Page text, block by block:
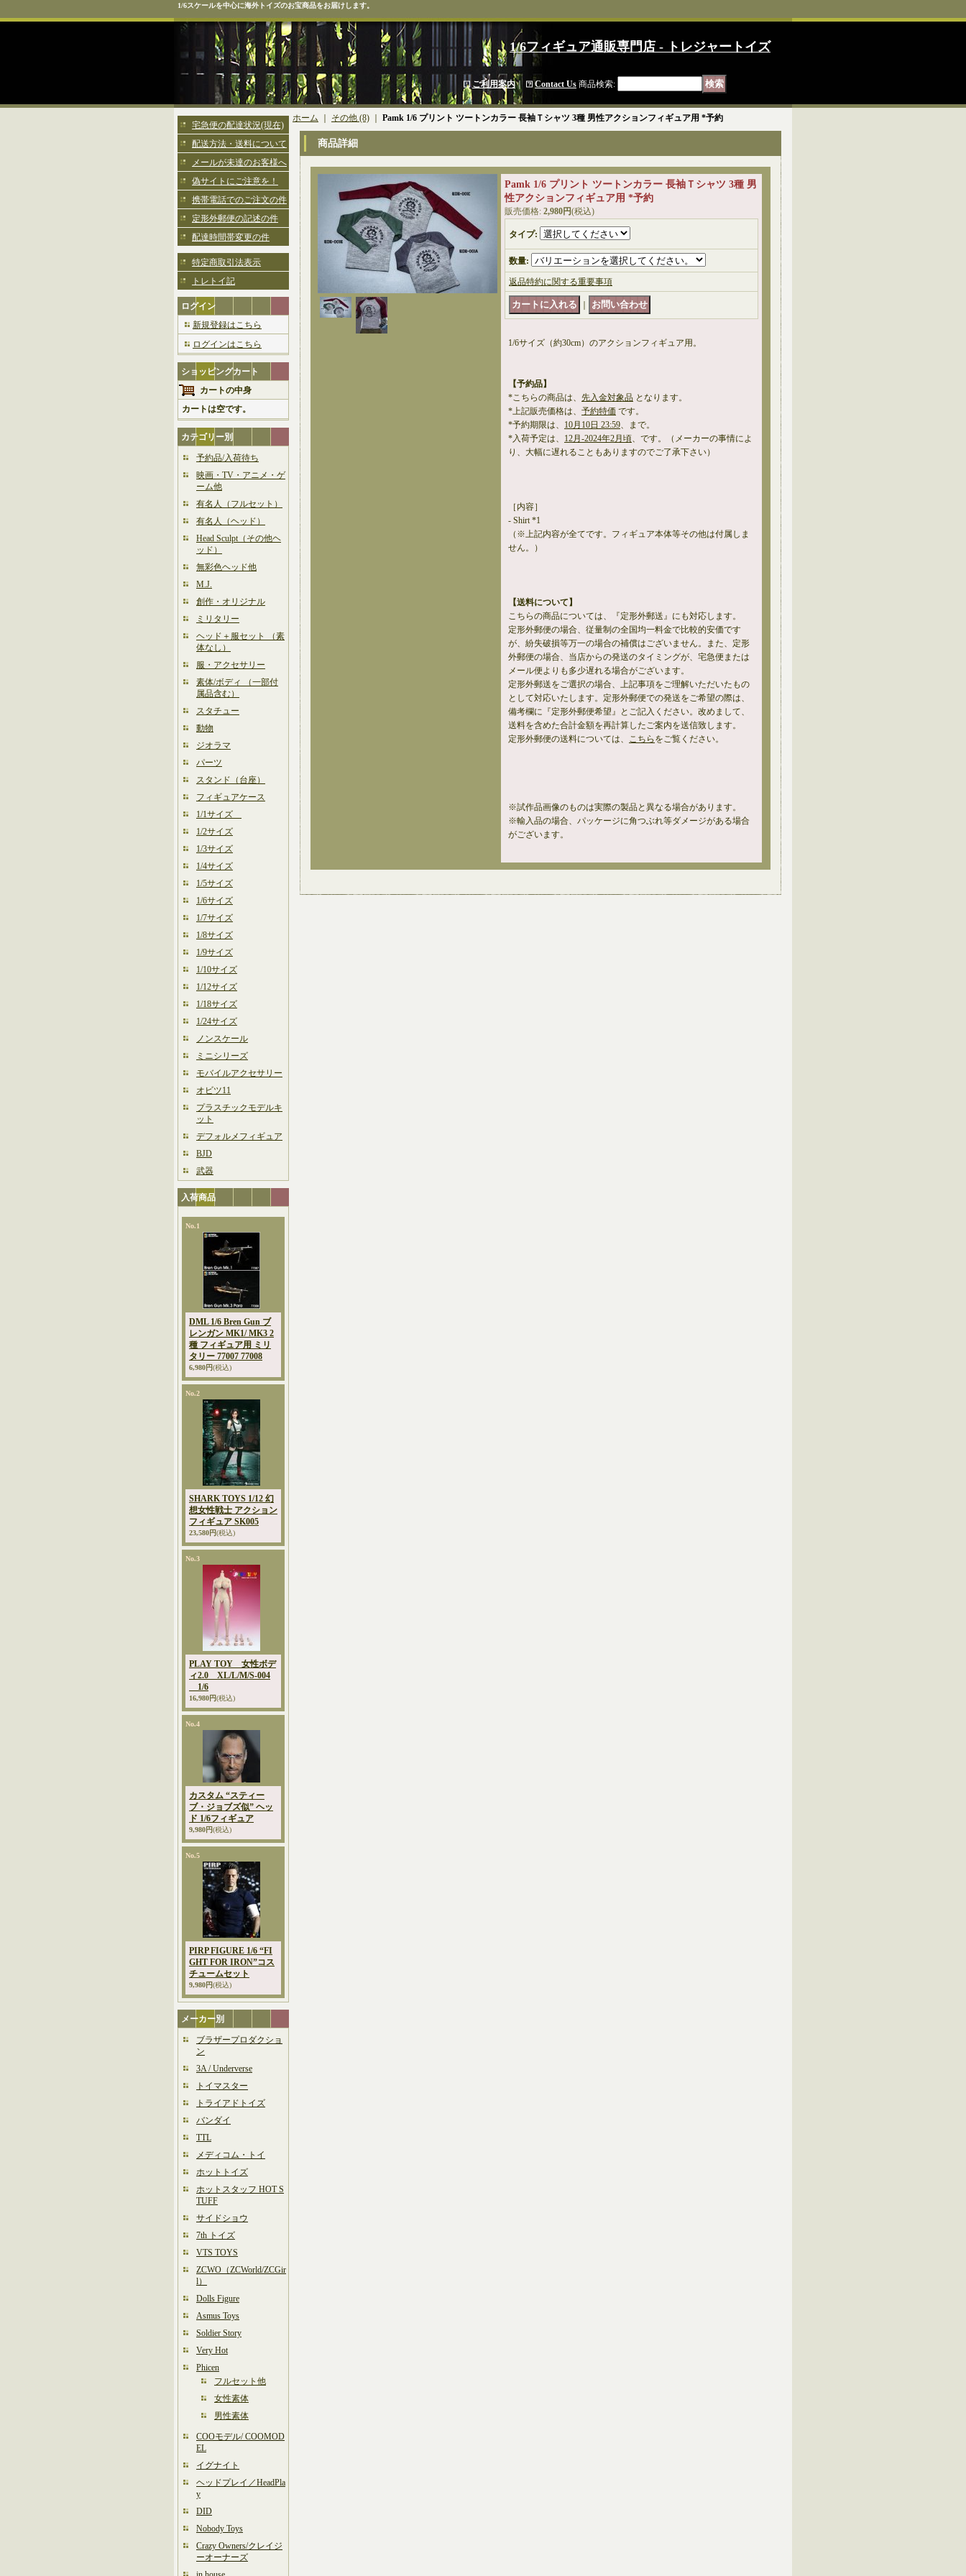
1/6スケールを中心に海外トイズのお宝商品をお届けします。
1/6フィギュア通販専門店 - トレジャートイズ
ご利用案内｜ Contact Us 商品検索:
宅急便の配達状況(現在)
配送方法・送料について
メールが未達のお客様へ
偽サイトにご注意を！
携帯電話でのご注文の件
定形外郵便の記述の件
配達時間帯変更の件
特定商取引法表示
トレトイ記
ログイン
新規登録はこちら
ログインはこちら
ショッピングカート
カートの中身
カートは空です。
カテゴリー別
予約品/入荷待ち
映画・TV・アニメ・ゲ
ーム他
有名人（フルセット）
有名人（ヘッド）
Head Sculpt（その他ヘ
ッド）
無彩色ヘッド他
M.J.
創作・オリジナル
ミリタリー
ヘッド＋服セット （素
体なし）
服・アクセサリー
素体/ボディ （一部付
属品含む）
スタチュー
動物
ジオラマ
パーツ
スタンド（台座）
フィギュアケース
1/1サイズ
1/2サイズ
1/3サイズ
1/4サイズ
1/5サイズ
1/6サイズ
1/7サイズ
1/8サイズ
1/9サイズ
1/10サイズ
1/12サイズ
1/18サイズ
1/24サイズ
ノンスケール
ミニシリーズ
モバイルアクセサリー
オビツ11
プラスチックモデルキ
ット
デフォルメフィギュア
BJD
武器
入荷商品
No.1
DML 1/6 Bren Gun ブ
レンガン MK1/ MK3 2
種 フィギュア用 ミリ
タリー 77007 77008
6,980円(税込)
No.2
SHARK TOYS 1/12 幻
想女性戦士 アクション
フィギュア SK005
23,580円(税込)
No.3
PLAY TOY 女性ボデ
ィ2.0 XL/L/M/S-004
1/6
16,980円(税込)
No.4
カスタム “スティー
ブ・ジョブズ似” ヘッ
ド 1/6フィギュア
9,980円(税込)
No.5
PIRP FIGURE 1/6 “FI
GHT FOR IRON”コス
チュームセット
9,980円(税込)
メーカー別
ブラザープロダクショ
ン
3A / Underverse
トイマスター
トライアドトイズ
バンダイ
TTL
メディコム・トイ
ホットトイズ
ホットスタッフ HOT S
TUFF
サイドショウ
7th トイズ
VTS TOYS
ZCWO（ZCWorld/ZCGir
l）
Dolls Figure
Asmus Toys
Soldier Story
Very Hot
Phicen
フルセット他
女性素体
男性素体
COOモデル/ COOMOD
EL
イグナイト
ヘッドプレイ／HeadPla
y
DID
Nobody Toys
Crazy Owners/クレイジ
ーオーナーズ
ホーム その他 (8) Pamk 1/6 プリント ツートンカラー 長袖Ｔシャツ 3種 男性アクションフィギュア用 *予約
商品詳細
Pamk 1/6 プリント ツートンカラー 長袖Ｔシャツ 3種 男
性アクションフィギュア用 *予約
販売価格: 2,980円(税込)
タイプ:
数量:
返品特約に関する重要事項
1/6サイズ（約30cm）のアクションフィギュア用。
【予約品】
*こちらの商品は、 先入金対象品 となります。
*上記販売価格は、 予約特価 です。
*予約期限は、 10月10日 23:59、まで。
*入荷予定は、 12月-2024年2月頃、です。（メーカーの事情によ
り、大幅に遅れることもありますのでご了承下さい）
［内容］
- Shirt *1
（※上記内容が全てです。フィギュア本体等その他は付属しま
せん。）
【送料について】
こちらの商品については、『定形外郵送』にも対応します。
定形外郵便の場合、従量制の全国均一料金で比較的安価です
が、紛失破損等万一の場合の補償はございません。また、定形
外郵便の場合、当店からの発送のタイミングが、宅急便または
メール便よりも多少遅れる場合がございます。
定形外郵送をご選択の場合、上記事項をご理解いただいたもの
として対応いたします。定形外郵便での発送をご希望の際は、
備考欄に『定形外郵便希望』とご記入ください。改めまして、
送料を含めた合計金額を再計算したご案内を送信致します。
定形外郵便の送料については、 こちら をご覧ください。
※試作品画像のものは実際の製品と異なる場合があります。
※輸入品の場合、パッケージに角つぶれ等ダメージがある場合
がございます。